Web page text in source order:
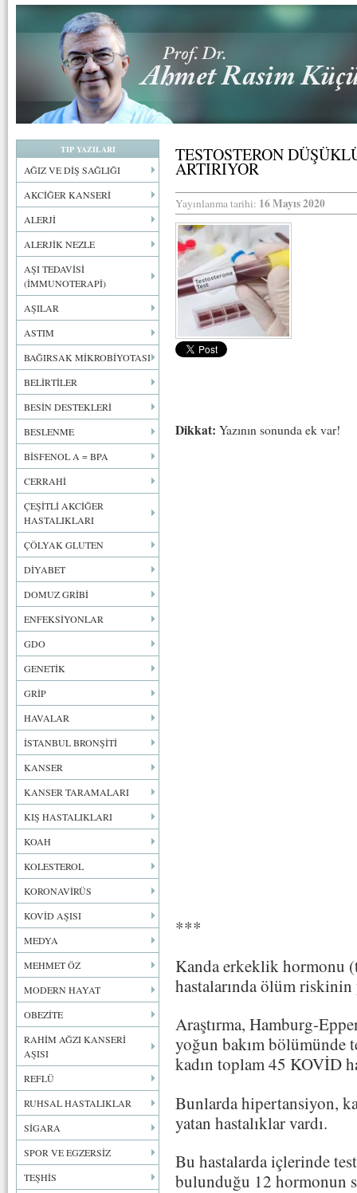
TIP YAZILARI
AĞIZ VE DİŞ SAĞLIĞI
AKCİĞER KANSERİ
ALERJİ
ALERJİK NEZLE
AŞI TEDAVİSİ
(İMMUNOTERAPİ)
AŞILAR
ASTIM
BAĞIRSAK MİKROBİYOTASI
BELİRTİLER
BESİN DESTEKLERİ
BESLENME
BİSFENOL A = BPA
CERRAHİ
ÇEŞİTLİ AKCİĞER
HASTALIKLARI
ÇÖLYAK GLUTEN
DİYABET
DOMUZ GRİBİ
ENFEKSİYONLAR
GDO
GENETİK
GRİP
HAVALAR
İSTANBUL BRONŞİTİ
KANSER
KANSER TARAMALARI
KIŞ HASTALIKLARI
KOAH
KOLESTEROL
KORONAVİRÜS
KOVİD AŞISI
MEDYA
MEHMET ÖZ
MODERN HAYAT
OBEZİTE
RAHİM AĞZI KANSERİ
AŞISI
REFLÜ
RUHSAL HASTALIKLAR
SİGARA
SPOR VE EGZERSİZ
TEŞHİS
TESTOSTERON
ARTIRIYOR
Yayınlanma tarihi: 16 Mayıs 2020
Dikkat: Yazının sonunda ek var!
***
Kanda erkeklik hormonu
hastalarında ölüm
Araştırma, Hamburg-
yoğun bakım bölümünde
kadın toplam 45 KOVİD
Bunlarda hipertansiyon,
yatan hastalıklar vardı.
Bu hastalarda içlerinde
bulunduğu 12 hormonun